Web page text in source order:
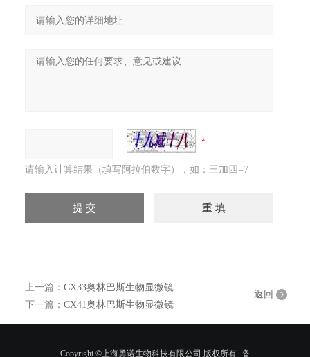
请输入计算结果（填写阿拉伯数字），如：三加四=7
上一篇： CX33奥林巴斯生物显微镜
下一篇： CX41奥林巴斯生物显微镜
返回
Copyright ©上海勇诺生物科技有限公司 版权所有 备